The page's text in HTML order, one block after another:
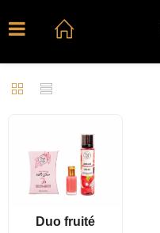
Duo fruité